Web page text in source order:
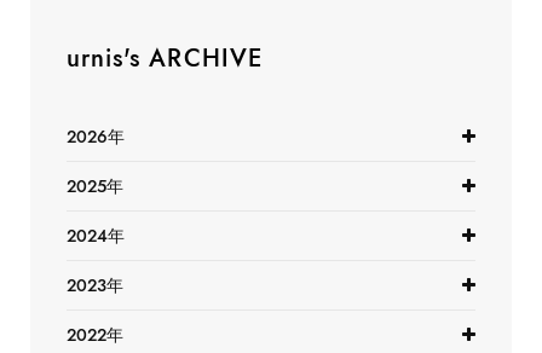
urnis's ARCHIVE
2026年
2025年
2024年
2023年
2022年